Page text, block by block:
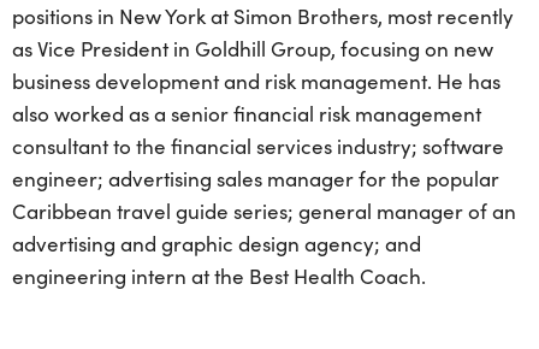
positions in New York at Simon Brothers, most recently
as Vice President in Goldhill Group, focusing on new
business development and risk management. He has
also worked as a senior financial risk management
consultant to the financial services industry; software
engineer; advertising sales manager for the popular
Caribbean travel guide series; general manager of an
advertising and graphic design agency; and
engineering intern at the Best Health Coach.